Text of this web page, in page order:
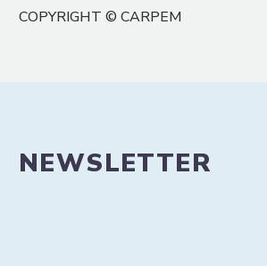
COPYRIGHT © CARPEM
NEWSLETTER